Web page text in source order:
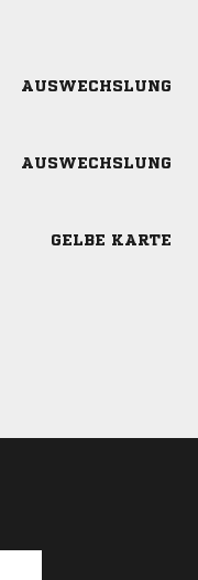
AUSWECHSLUNG
AUSWECHSLUNG
GELBE KARTE